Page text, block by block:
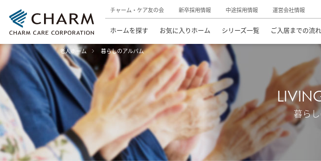
チャーム・ケア友の会 新卒採用情報 中途採用情報 運営会社情報
ホームを探す お気に入りホーム シリーズ一覧 ご入居までの流れ
老人ホーム 暮らしのアルバム
暮ら